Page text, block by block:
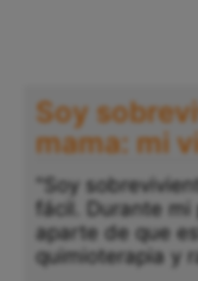
Soy
mama: mi
"Soy
fácil. Durante
aparte de que
quimioterapia y